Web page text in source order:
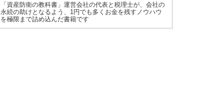
「資産防衛の教科書」運営会社の代表と税理士が、会社の
永続の助けとなるよう、1円でも多くお金を残すノウハウ
を極限まで詰め込んだ書籍です